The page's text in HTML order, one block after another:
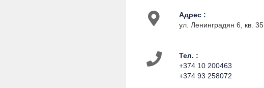
Адрес :
ул. Ленинградян 6, кв. 35
Тел. :
+374 10 200463
+374 93 258072